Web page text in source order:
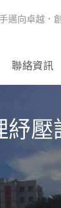
邁向卓越．
聯絡資訊
紓